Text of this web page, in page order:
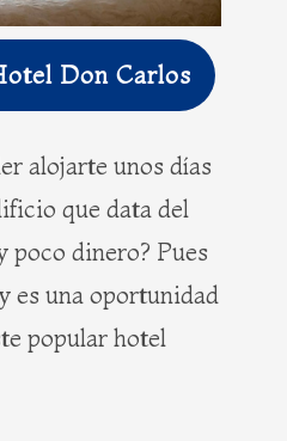
Don Carlos
alojarte unos días
que data del
poco dinero? Pues
es una oportunidad
popular hotel